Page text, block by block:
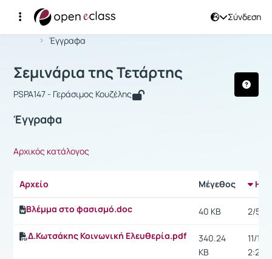
Σύνδεση
Αρχική Σελίδα
Έγγραφα
Μάθημα : Σεμινάρια της Τετάρτης
Σεμινάρια της Τετάρτης
PSPA147 - Γεράσιμος Κουζέλης
Έγγραφα
Αρχικός κατάλογος
Αρχείο Μέγεθος
Βλέμμα στο φασισμό.doc 40 KB 2/5/
Δ.Κωτσάκης Κοινωνική Ελευθερία.pdf
340.24
KB
11/1/
2:29